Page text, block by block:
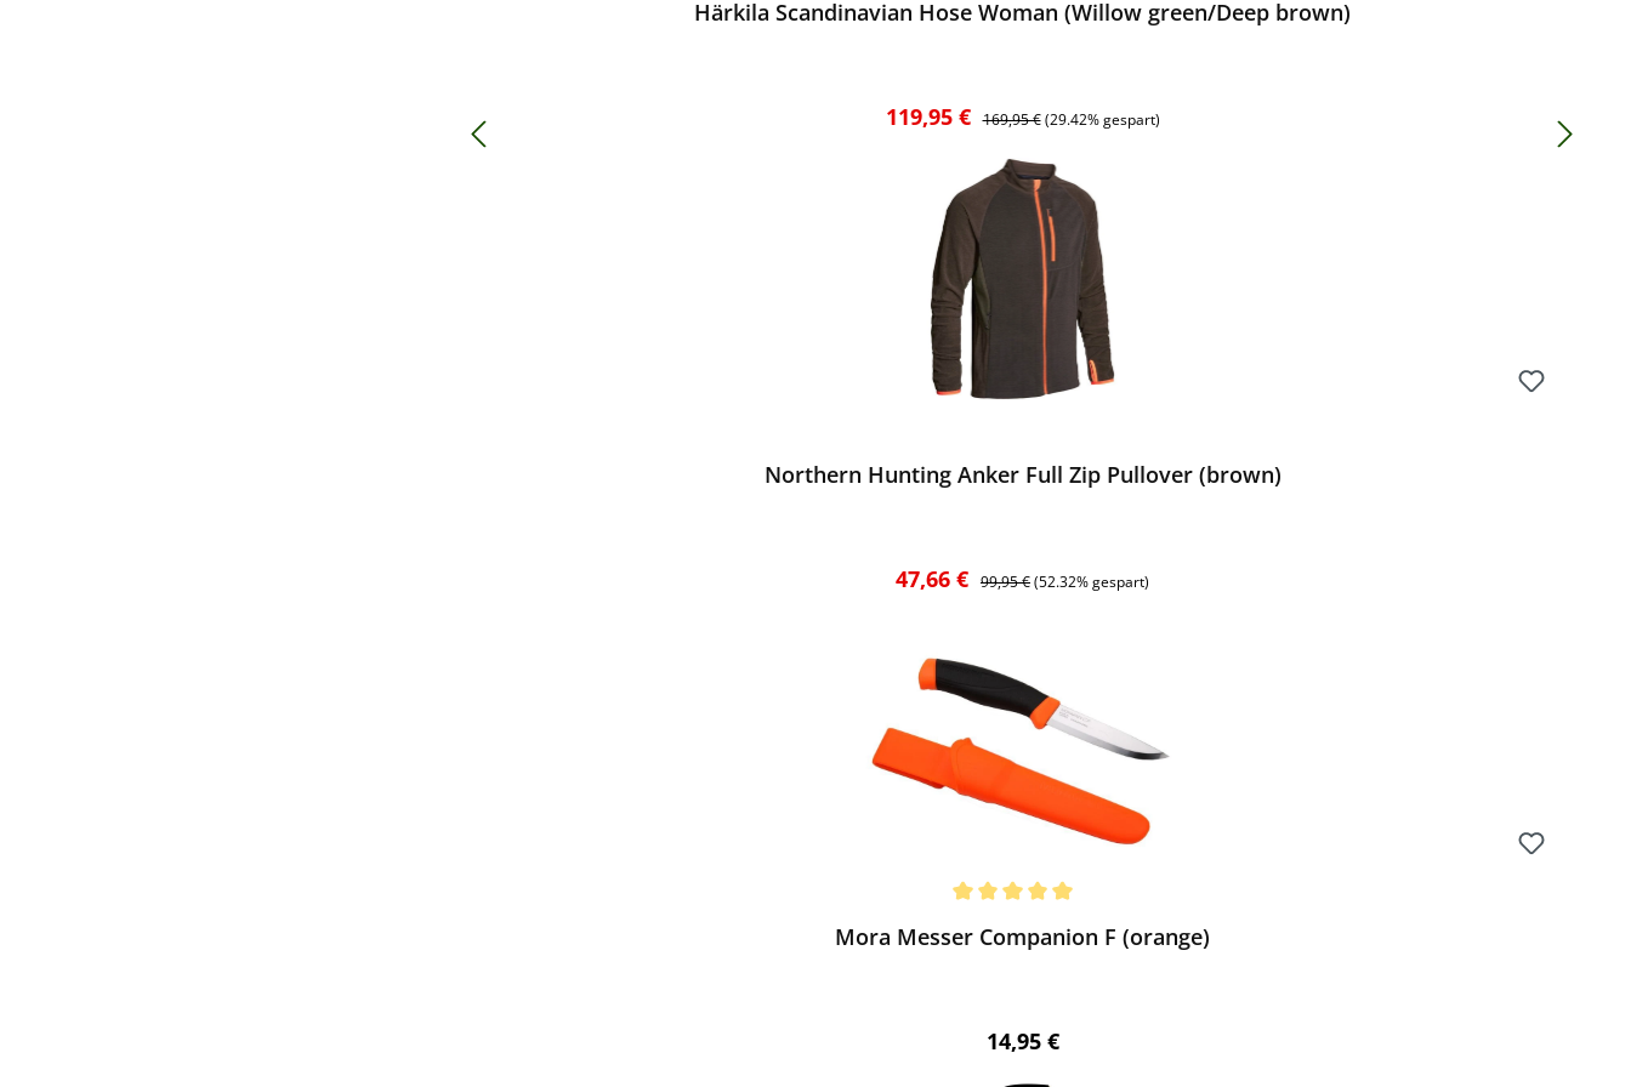
Härkila Scandinavian Hose Woman (Willow green/Deep brown)
Verkaufspreis:
119,95 € Regulärer Preis:
169,95 € (29.42% gespart)
Northern Hunting Anker Full Zip Pullover (brown)
Verkaufspreis:
47,66 € Regulärer Preis:
99,95 €(52.32% gespart)
Mora Messer Companion F (orange)
Regulärer Preis:
14,95 €